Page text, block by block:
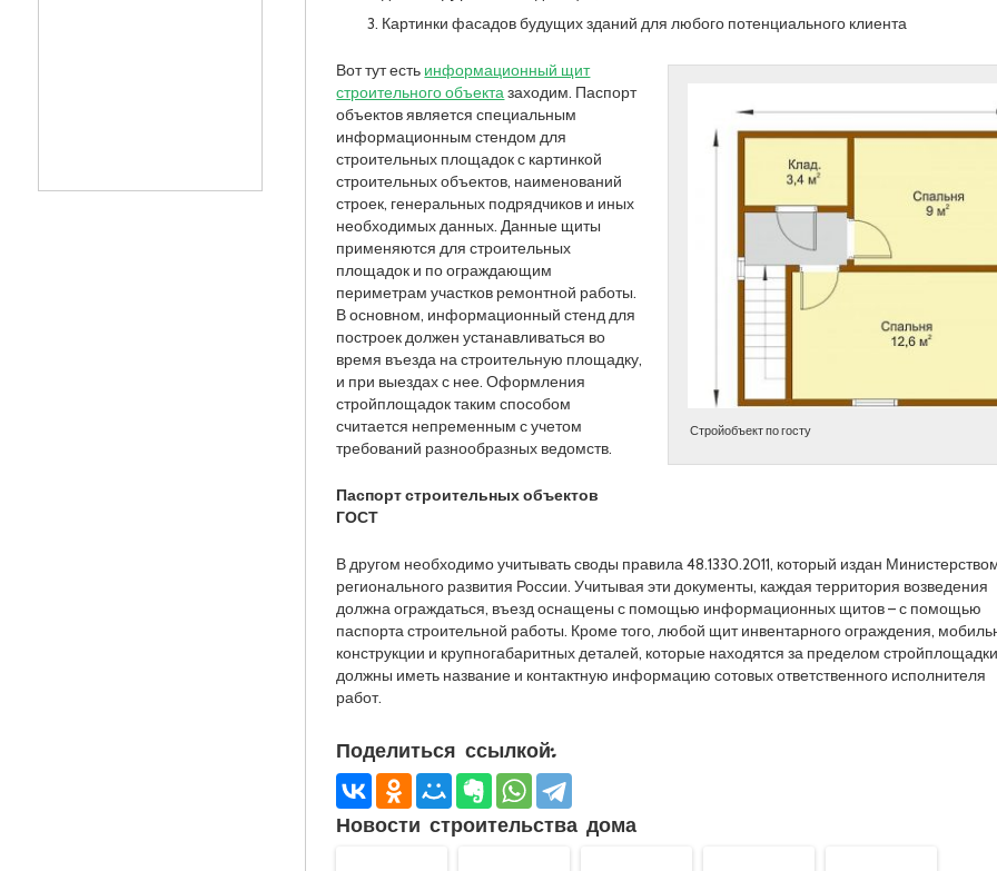
Картинки фасадов будущих зданий для любого потенциального клиента
Стройобъект по госту
Вот тут есть информационный щит
строительного объекта заходим. Паспорт
объектов является специальным
информационным стендом для
строительных площадок с картинкой
строительных объектов, наименований
строек, генеральных подрядчиков и иных
необходимых данных. Данные щиты
применяются для строительных
площадок и по ограждающим
периметрам участков ремонтной работы.
В основном, информационный стенд для
построек должен устанавливаться во
время въезда на строительную площадку,
и при выездах с нее. Оформления
стройплощадок таким способом
считается непременным с учетом
требований разнообразных ведомств.
Паспорт строительных объектов
ГОСТ
В другом необходимо учитывать своды правила 48.1330.2011, который издан
регионального развития России. Учитывая эти документы, каждая территория возведения
должна ограждаться, въезд оснащены с помощью информационных щитов – с помощью
паспорта строительной работы. Кроме того, любой щит инвентарного ограждения,
конструкции и крупногабаритных деталей, которые находятся за пределом
должны иметь название и контактную информацию сотовых ответственного исполнителя
работ.
Поделиться ссылкой:
Новости строительства дома